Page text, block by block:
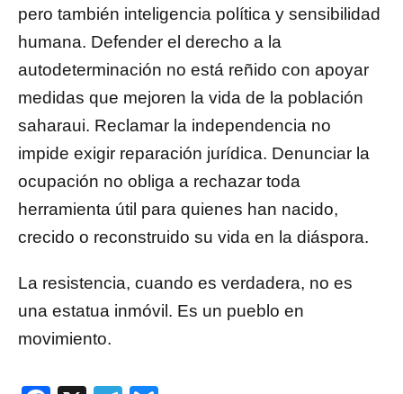
pero también inteligencia política y sensibilidad
humana. Defender el derecho a la
autodeterminación no está reñido con apoyar
medidas que mejoren la vida de la población
saharaui. Reclamar la independencia no
impide exigir reparación jurídica. Denunciar la
ocupación no obliga a rechazar toda
herramienta útil para quienes han nacido,
crecido o reconstruido su vida en la diáspora.
La resistencia, cuando es verdadera, no es
una estatua inmóvil. Es un pueblo en
movimiento.